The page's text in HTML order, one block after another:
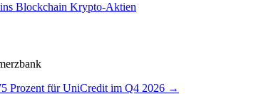
Blockchain Krypto-Aktien
Prozent für UniCredit im Q4 2026 →